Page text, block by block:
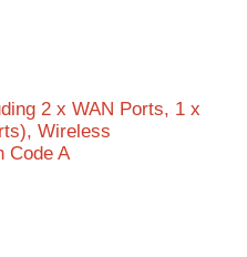
2 x WAN Ports, 1 x
Wireless
Code A